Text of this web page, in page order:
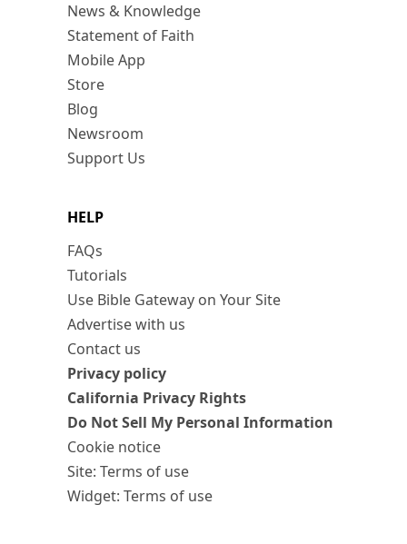
News & Knowledge
Statement of Faith
Mobile App
Store
Blog
Newsroom
Support Us
HELP
FAQs
Tutorials
Use Bible Gateway on Your Site
Advertise with us
Contact us
Privacy policy
California Privacy Rights
Do Not Sell My Personal Information
Cookie notice
Site: Terms of use
Widget: Terms of use